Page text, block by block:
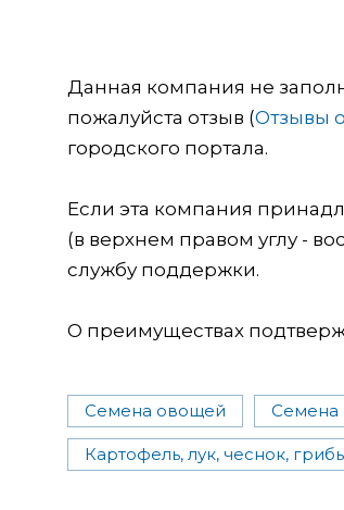
Данная компания не
пожалуйста отзыв (Отзывы
городского портала.
Если эта компания
(в верхнем правом углу -
службу поддержки.
О преимуществах
Семена овощей Семена
Картофель, лук, чеснок,